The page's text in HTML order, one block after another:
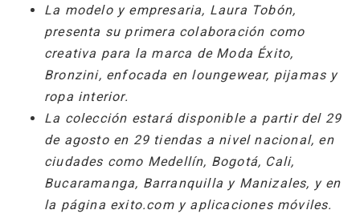
La modelo y empresaria, Laura Tobón,
presenta su primera colaboración como
creativa para la marca de Moda Éxito,
Bronzini, enfocada en loungewear, pijamas y
ropa interior.
La colección estará disponible a partir del 29
de agosto en 29 tiendas a nivel nacional, en
ciudades como Medellín, Bogotá, Cali,
Bucaramanga, Barranquilla y Manizales, y en
la página exito.com y aplicaciones móviles.